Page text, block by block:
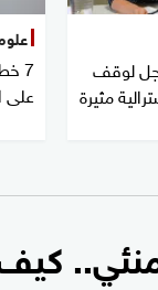
لوقف
مثيرة
7
على